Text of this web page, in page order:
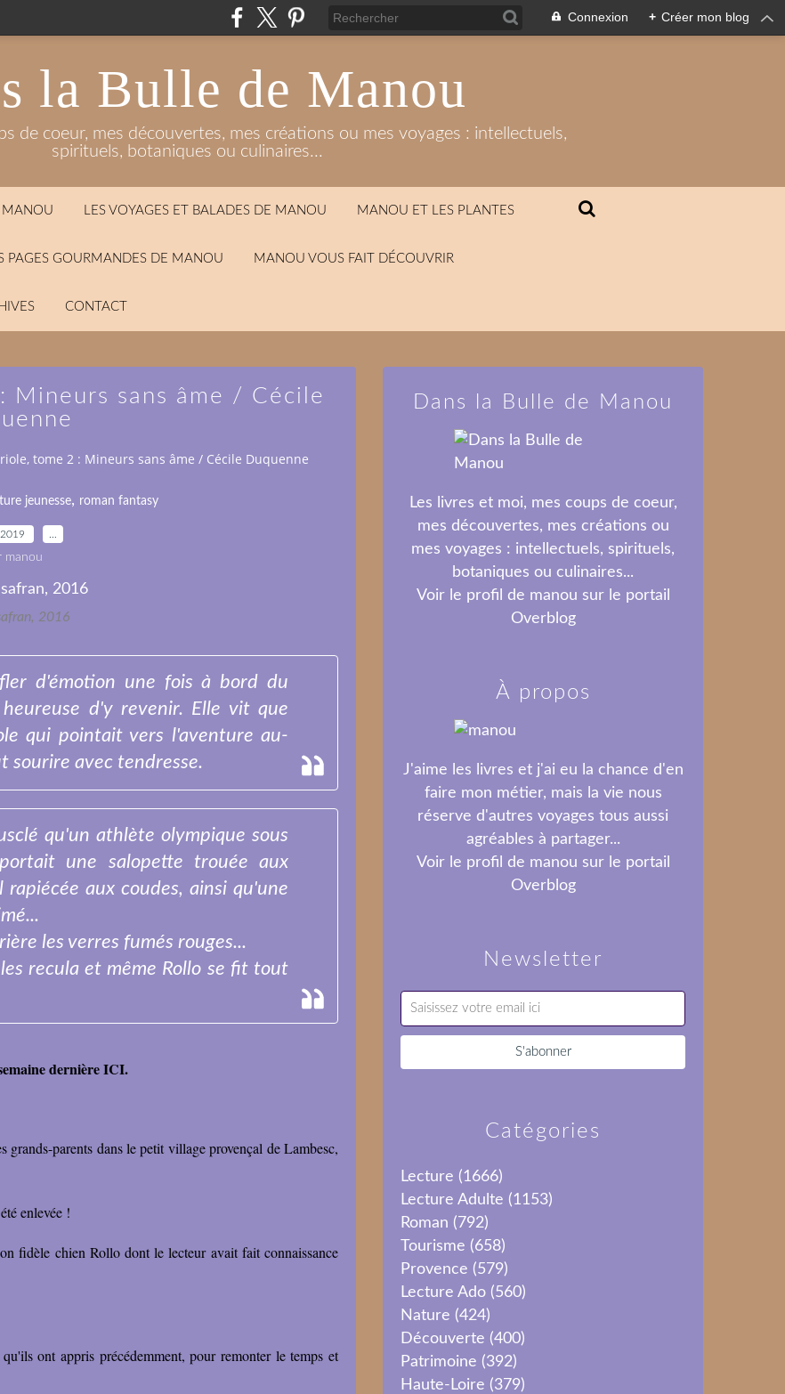
Connexion + Créer mon blog
la Bulle de Manou
de coeur, mes découvertes, mes créations ou mes voyages : intellectuels,
spirituels, botaniques ou culinaires...
MANOU LES VOYAGES ET BALADES DE MANOU MANOU ET LES PLANTES
PAGES GOURMANDES DE MANOU MANOU VOUS FAIT DÉCOUVRIR
CONTACT
Mineurs sans âme / Cécile
tome 2 : Mineurs sans âme / Cécile Duquenne
jeunesse, roman fantasy
manou
2016
d'émotion une fois à bord du
d'y revenir. Elle vit que
qui pointait vers l'aventure au-
sourire avec tendresse.
qu'un athlète olympique sous
une salopette trouée aux
aux coudes, ainsi qu'une
les verres fumés rouges...
recula et même Rollo se fit tout
dernière ICI.
grands-parents dans le petit village provençal de Lambesc,
enlevée !
fidèle chien Rollo dont le lecteur avait fait connaissance
ont appris précédemment, pour remonter le temps et
Newsletter
Catégories
Lecture (1666)
Lecture Adulte (1153)
Roman (792)
Tourisme (658)
Provence (579)
Lecture Ado (560)
Nature (424)
Découverte (400)
Patrimoine (392)
Haute-Loire (379)
Dans la Bulle de Manou
Les livres et moi, mes coups de coeur,
mes découvertes, mes créations ou
mes voyages : intellectuels, spirituels,
botaniques ou culinaires...
Voir le profil de manou sur le portail
Overblog
À propos
J'aime les livres et j'ai eu la chance d'en
faire mon métier, mais la vie nous
réserve d'autres voyages tous aussi
agréables à partager...
Voir le profil de manou sur le portail
Overblog